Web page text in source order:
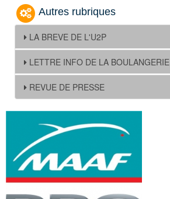
Autres rubriques
LA BREVE DE L'U2P
LETTRE INFO DE LA BOULANGERIE
REVUE DE PRESSE